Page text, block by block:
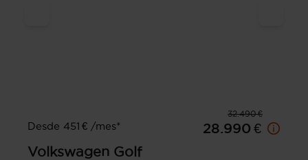
32.490 €
Desde 451 € /mes*
28.990 €
Volkswagen Golf